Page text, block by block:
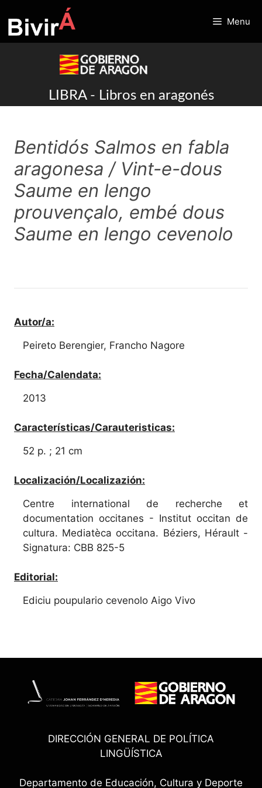
to
content
Menu
LIBRA - Libros en aragonés
Bentidós Salmos en fabla
aragonesa / Vint-e-dous
Saume en lengo
prouvençalo, embé dous
Saume en lengo cevenolo
Autor/a:
Peireto Berengier, Francho Nagore
Fecha/Calendata:
2013
Características/Carauteristicas:
52 p. ; 21 cm
Localización/Localizazión:
Centre international de recherche et
documentation occitanes - Institut occitan de
cultura. Mediatèca occitana. Béziers, Hérault -
Signatura: CBB 825-5
Editorial:
Ediciu poupulario cevenolo Aigo Vivo
DIRECCIÓN GENERAL DE POLÍTICA
LINGÜÍSTICA
Departamento de Educación, Cultura y Deporte